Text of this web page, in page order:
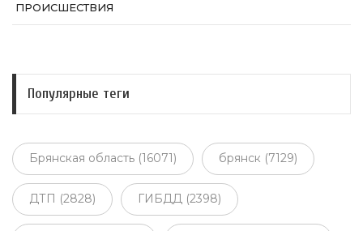
ПРОИСШЕСТВИЯ
Популярные теги
Брянская область (16071) брянск (7129)
ДТП (2828) ГИБДД (2398)